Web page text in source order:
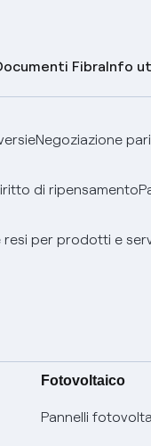
FibraInfo
Negoziazione
di ripensamento
resi per prodotti e
Fotovoltaico
Pannelli